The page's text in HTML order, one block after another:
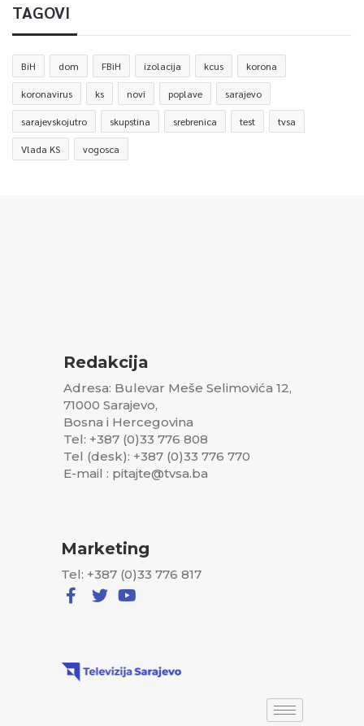
TAGOVI
BiH dom FBiH izolacija kcus korona
koronavirus ks novi poplave sarajevo
sarajevskojutro skupstina srebrenica test tvsa
Vlada KS vogosca
Redakcija
Adresa: Bulevar Meše Selimovića 12,
71000 Sarajevo,
Bosna i Hercegovina
Tel: +387 (0)33 776 808
Tel (desk): +387 (0)33 776 770
E-mail : pitajte@tvsa.ba
Marketing
Tel: +387 (0)33 776 817